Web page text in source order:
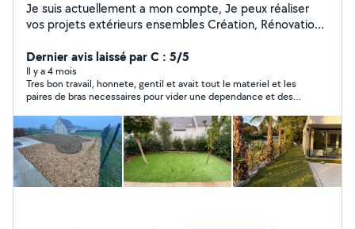
Je suis actuellement a mon compte, Je peux réaliser
vos projets extérieurs ensembles Création, Rénovation
Cesu. Je propose mes services : - Travaux extérieur :
taillage de haies, création de parterre, pose de clôture,
élagage, évacuation de gravats, maçonnerie, semence
et tonte de pelouse (entretien en général). - Travaux
intérieur : peinture, bricolage, toutes autres demandes
Je reste à votre disposition pour d'éventuelles
questions. Paul
Dernier avis laissé par C : 5/5
Il y a 4 mois
Tres bon travail, honnete, gentil et avait tout le materiel et les
paires de bras necessaires pour vider une dependance et des
lui si besoin. Merci pour le travail effectué